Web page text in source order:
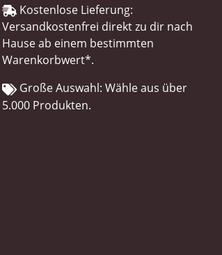
Kostenlose Lieferung:
Versandkostenfrei direkt zu dir nach
Hause ab einem bestimmten
Warenkorbwert*.
Große Auswahl: Wähle aus über
5.000 Produkten.